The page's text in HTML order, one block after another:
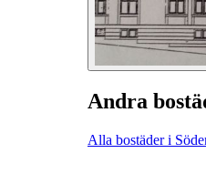
Andra
Alla bostäder i